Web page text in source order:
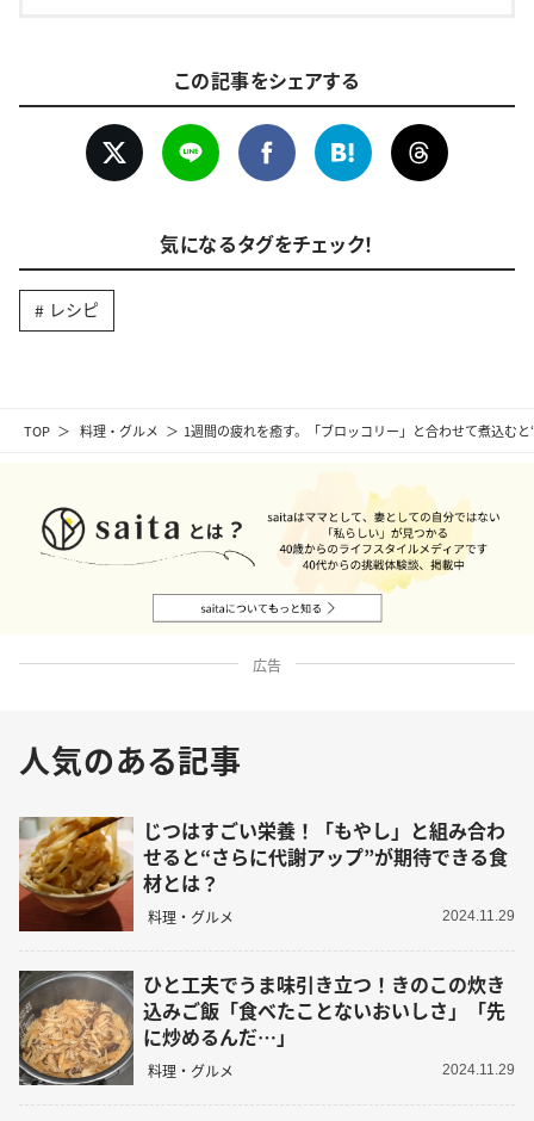
TOP 料理・グルメ 1週間の疲れを癒す。「ブロッコリー」と合わせて煮込む
この記事をシェアする
気になるタグをチェック！
レシピ
広告
人気のある記事
じつはすごい栄養！「もやし」と組み合わ
せると“さらに代謝アップ”が期待できる食
材とは？
料理・グルメ 2024.11.29
ひと工夫でうま味引き立つ！きのこの炊き
込みご飯「食べたことないおいしさ」「先
に炒めるんだ…」
料理・グルメ 2024.11.29